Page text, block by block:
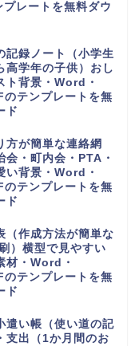
レートを無料ダウ
記録ノート（小学生
高学年の子供）おし
ト背景・Word・
テンプレートを無
ド
方が簡単な連絡網
会・町内会・PTA・
い背景・Word・
テンプレートを無
ド
（作成方法が簡単な
）横型で見やすい
材・Word・
テンプレートを無
ド
遣い帳（使い道の記
支出（1か月間のお